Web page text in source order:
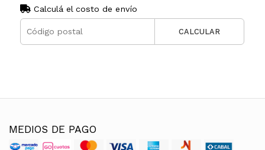
Calculá el costo de envío
CALCULAR
MEDIOS DE PAGO